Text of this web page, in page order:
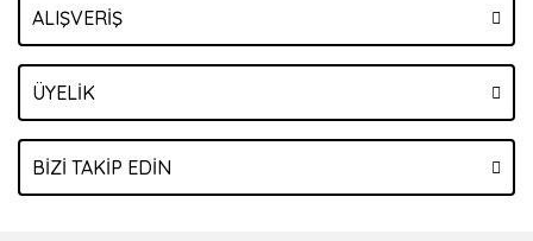
ALIŞVERİŞ
ÜYELİK
BİZİ TAKİP EDİN